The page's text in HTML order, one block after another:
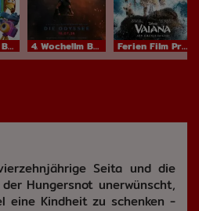
3. Woche!Im Bundesstart 4. Woche!Im Bundesstart Ferien Film ProgrammIm Bundesstart
Seita und die
Hungersnot unerwünscht,
eine Kindheit zu schenken -